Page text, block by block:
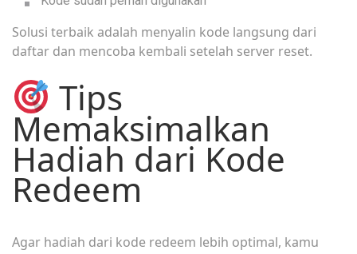
Solusi terbaik adalah menyalin kode langsung dari
daftar dan mencoba kembali setelah server reset.
Tips
Memaksimalkan
Hadiah dari Kode
Redeem
Agar hadiah dari kode redeem lebih optimal, kamu